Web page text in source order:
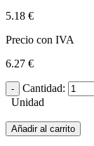
5.18 €
Precio con IVA
6.27 €
Cantidad:
Unidad
Añadir al carrito